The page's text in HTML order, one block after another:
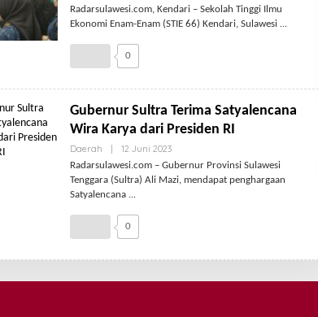
Radarsulawesi.com, Kendari – Sekolah Tinggi Ilmu
Ekonomi Enam-Enam (STIE 66) Kendari, Sulawesi
0
Gubernur Sultra Terima Satyalencana
Wira Karya dari Presiden RI
Daerah | 12 Juni 2023
Radarsulawesi.com – Gubernur Provinsi Sulawesi
Tenggara (Sultra) Ali Mazi, mendapat penghargaan
Satyalencana
0